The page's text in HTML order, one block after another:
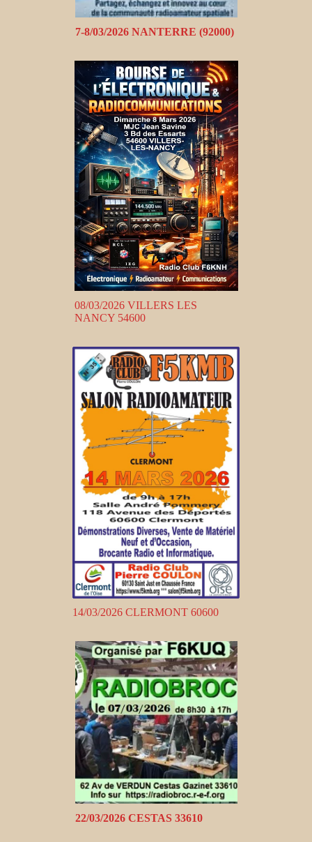
7-8/03/2026 NANTERRE (92000)
08/03/2026 VILLERS LES
NANCY 54600
14/03/2026 CLERMONT 60600
22/03/2026 CESTAS 33610